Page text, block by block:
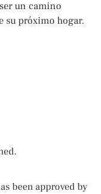
un camino
su próximo hogar.
been approved by